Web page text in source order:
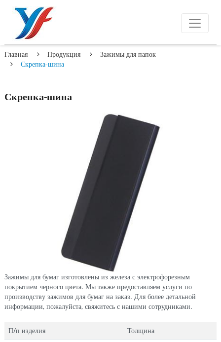
Главная Продукция
Зажимы для папок
Скрепка-шина
Скрепка-шина
Зажимы для бумаг изготовлены из железа с электрофорезным
покрытием черного цвета. Мы также предоставляем услуги по
производству зажимов для бумаг на заказ. Для более детальной
информации, пожалуйста, свяжитесь с нашими сотрудниками.
П/п изделия
Толщина